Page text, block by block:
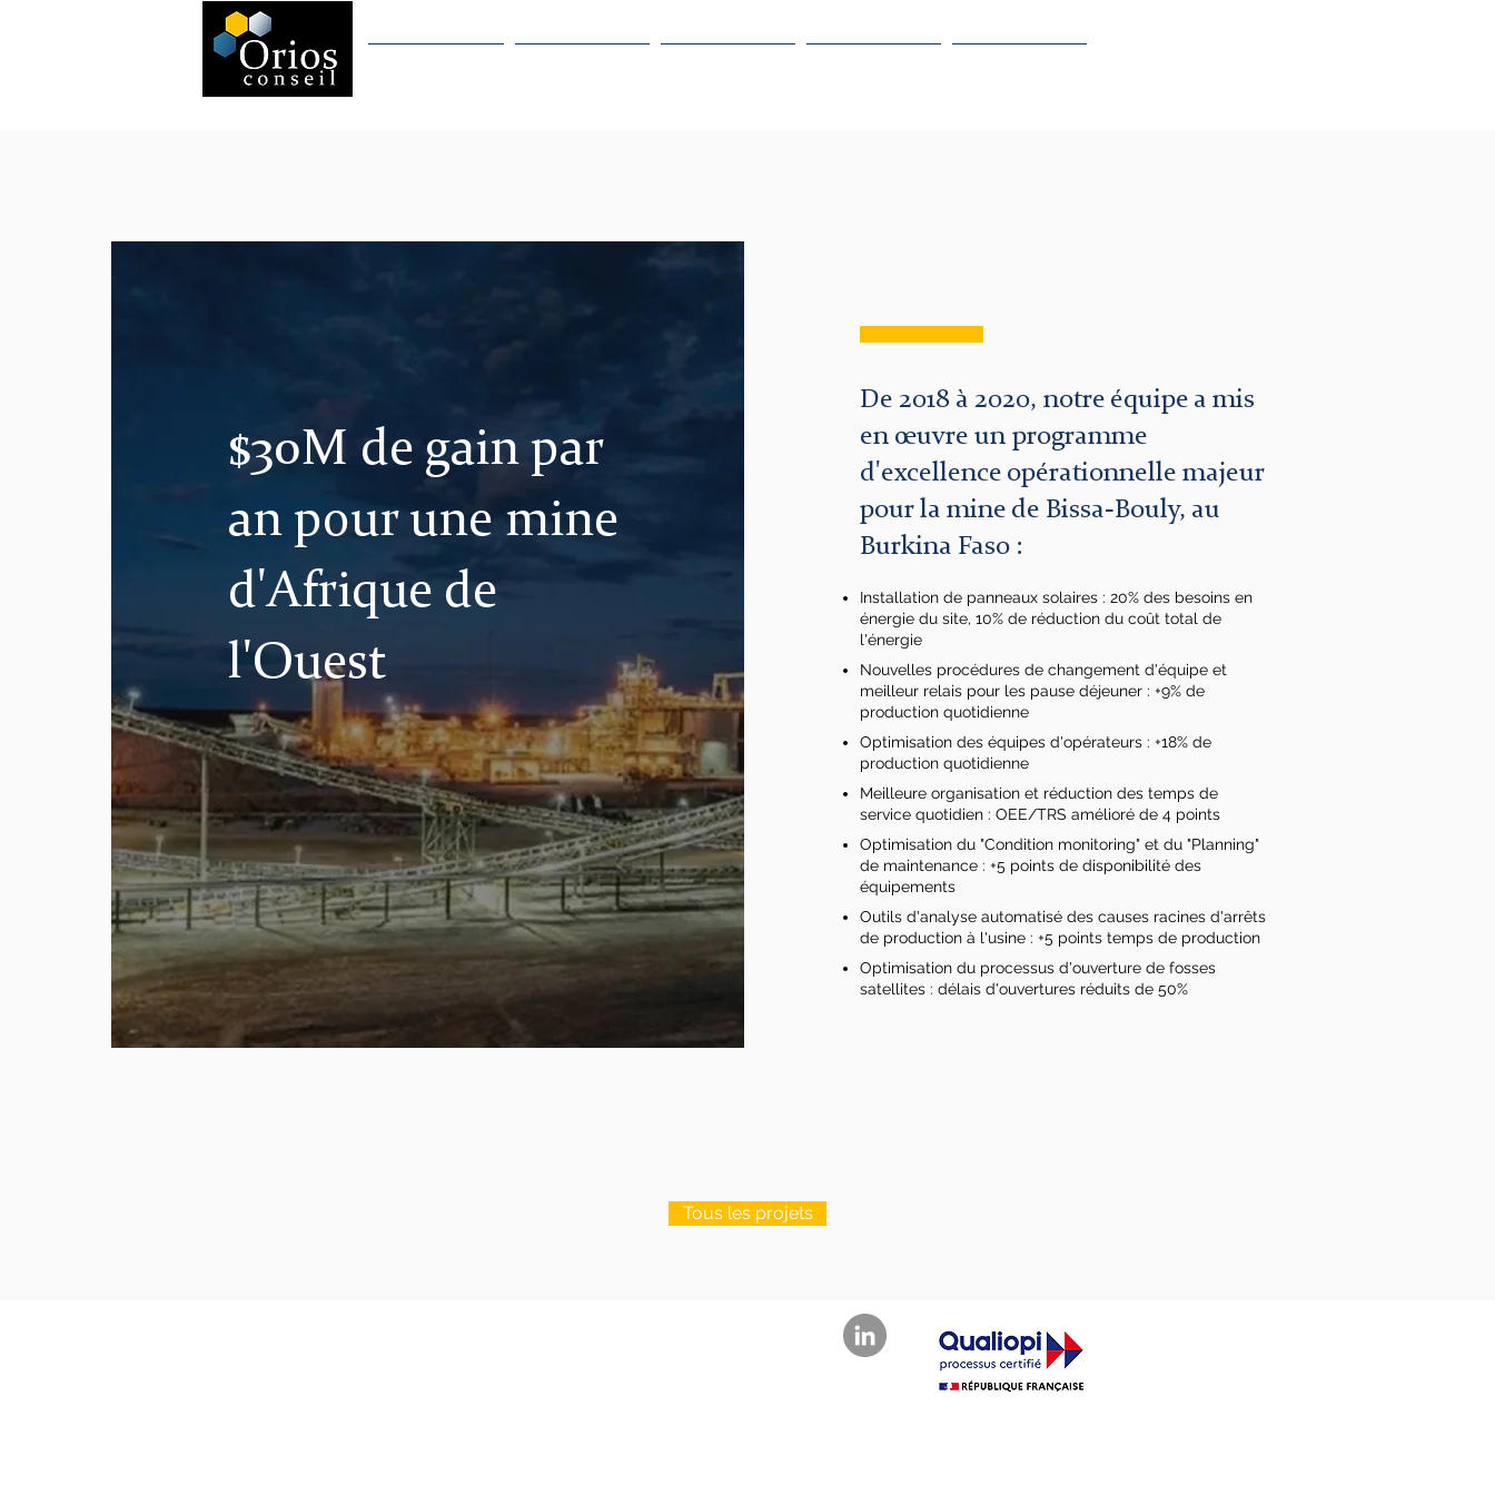
$30M de gain par
an pour une mine
d'Afrique de
l'Ouest
De 2018 à 2020, notre équipe a mis
en œuvre un programme
d'excellence opérationnelle majeur
pour la mine de Bissa-Bouly, au
Burkina Faso :
Installation de panneaux solaires : 20% des besoins en
énergie du site, 10% de réduction du coût total de
l'énergie
Nouvelles procédures de changement d'équipe et
meilleur relais pour les pause déjeuner : +9% de
production quotidienne
Optimisation des équipes d'opérateurs : +18% de
production quotidienne
Meilleure organisation et réduction des temps de
service quotidien : OEE/TRS amélioré de 4 points
Optimisation du "Condition monitoring" et du "Planning"
de maintenance : +5 points de disponibilité des
équipements
Outils d'analyseautomatisé des causes racines d'arrêts
de production à l'usine : +5 points temps de production
Optimisation du processus d'ouverture de fosses
satellites : délais d'ouvertures réduits de 50%
Tous les projets